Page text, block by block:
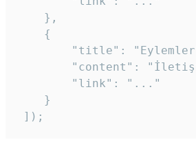
    },
    {
"title":
"content":
        "link": "..."
    }
]);